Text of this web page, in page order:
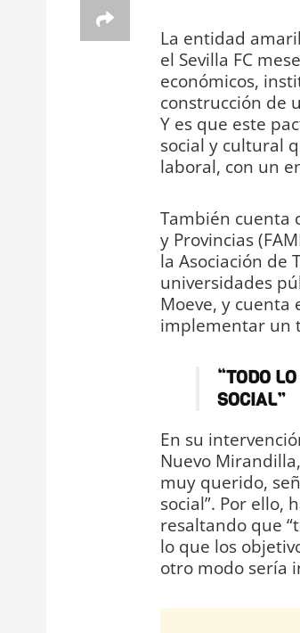
La entidad
el Sevilla FC
económicos,
construcción de
Y es que este
social y cultural
laboral, con un
También cuenta
y Provincias
la Asociación de
universidades
Moeve, y cuenta
implementar un
“TODO
SOCIAL”
En su
Nuevo
muy querido,
social”. Por ello,
resaltando que
lo que los
otro modo sería